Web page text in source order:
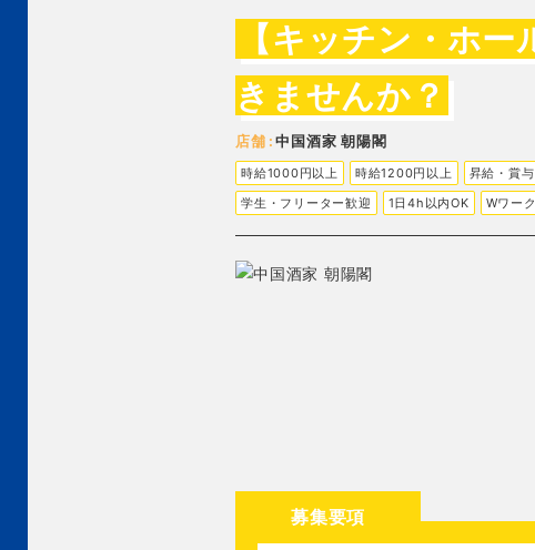
【キッチン・ホ
きませんか？
店舗 中国酒家 朝陽閣
時給1000円以上 時給1200円以上 昇給・賞
学生・フリーター歓迎
1日4h以内OK Wワー
募集要項